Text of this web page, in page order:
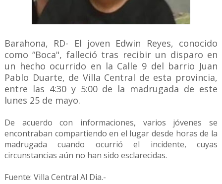
Barahona, RD- El joven Edwin Reyes, conocido
como “Boca", falleció tras recibir un disparo en
un hecho ocurrido en la Calle 9 del barrio Juan
Pablo Duarte, de Villa Central de esta provincia,
entre las 4:30 y 5:00 de la madrugada de este
lunes 25 de mayo.
De acuerdo con informaciones, varios jóvenes se
encontraban compartiendo en el lugar desde horas de la
madrugada cuando ocurrió el incidente, cuyas
circunstancias aún no han sido esclarecidas.
Fuente: Villa Central Al Dia.-